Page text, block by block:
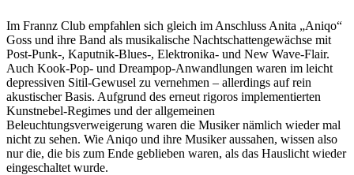
Im Frannz Club empfahlen sich gleich im Anschluss Anita „Aniqo“
Goss und ihre Band als musikalische Nachtschattengewächse mit
Post-Punk-, Kaputnik-Blues-, Elektronika- und New Wave-Flair.
Auch Kook-Pop- und Dreampop-Anwandlungen waren im leicht
depressiven Sitil-Gewusel zu vernehmen – allerdings auf rein
akustischer Basis. Aufgrund des erneut rigoros implementierten
Kunstnebel-Regimes und der allgemeinen
Beleuchtungsverweigerung waren die Musiker nämlich wieder mal
nicht zu sehen. Wie Aniqo und ihre Musiker aussahen, wissen also
nur die, die bis zum Ende geblieben waren, als das Hauslicht wieder
eingeschaltet wurde.